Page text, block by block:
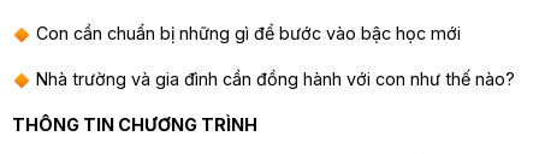
Con cần chuẩn bị những gì để bước vào bậc học mới
Nhà trường và gia đình cần đồng hành với con như thế nào?
THÔNG TIN CHƯƠNG TRÌNH